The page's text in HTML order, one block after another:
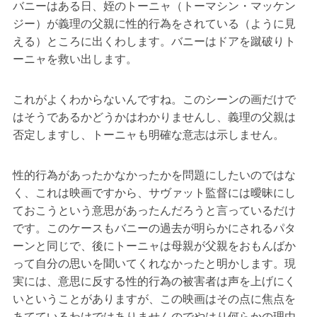
バニーはある日、姪のトーニャ（トーマシン・マッケン
ジー）が義理の父親に性的行為をされている（ように見
える）ところに出くわします。バニーはドアを蹴破りト
ーニャを救い出します。
これがよくわからないんですね。このシーンの画だけで
はそうであるかどうかはわかりませんし、義理の父親は
否定しますし、トーニャも明確な意志は示しません。
性的行為があったかなかったかを問題にしたいのではな
く、これは映画ですから、サヴァット監督には曖昧にし
ておこうという意思があったんだろうと言っているだけ
です。このケースもバニーの過去が明らかにされるパタ
ーンと同じで、後にトーニャは母親が父親をおもんばか
って自分の思いを聞いてくれなかったと明かします。現
実には、意思に反する性的行為の被害者は声を上げにく
いということがありますが、この映画はその点に焦点を